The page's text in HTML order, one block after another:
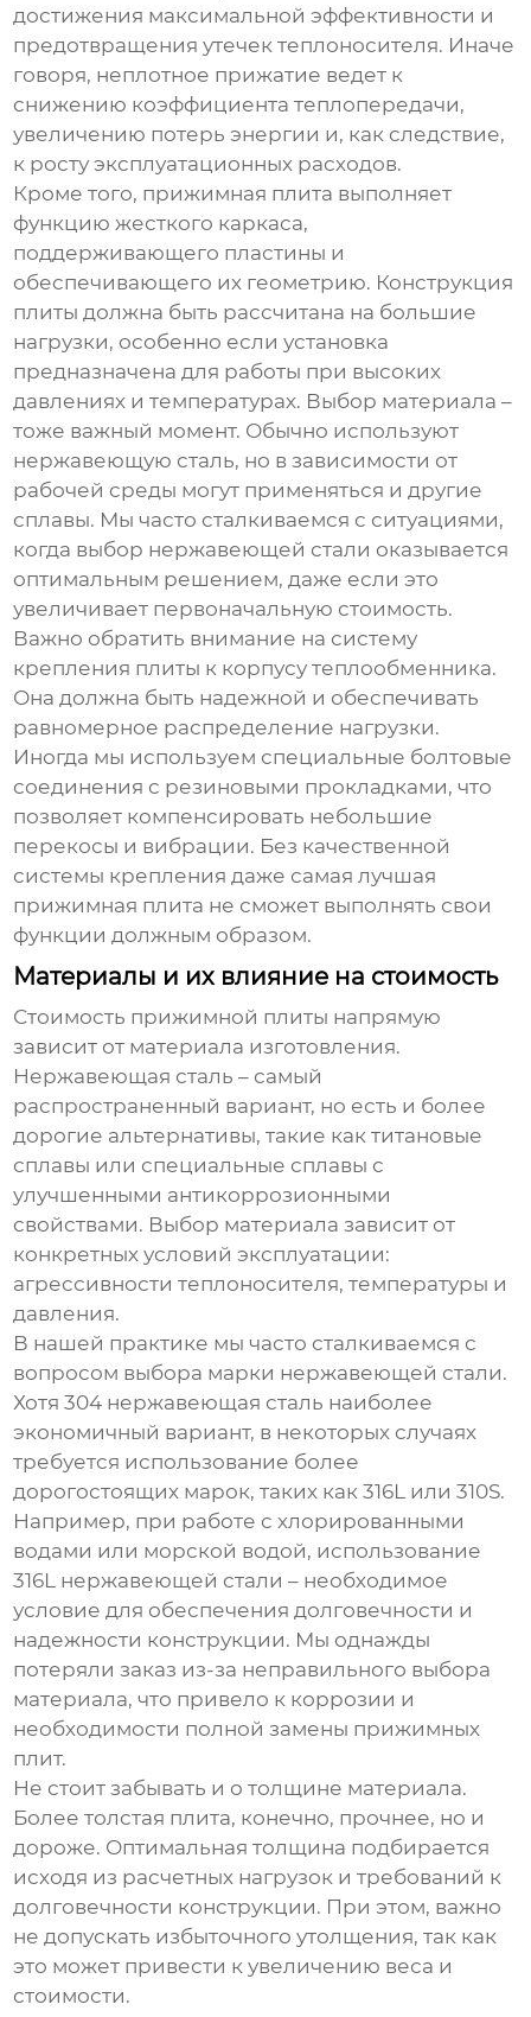
достижения максимальной эффективности и
предотвращения утечек теплоносителя. Иначе
говоря, неплотное прижатие ведет к
снижению коэффициента теплопередачи,
увеличению потерь энергии и, как следствие,
к росту эксплуатационных расходов.
Кроме того, прижимная плита выполняет
функцию жесткого каркаса,
поддерживающего пластины и
обеспечивающего их геометрию. Конструкция
плиты должна быть рассчитана на большие
нагрузки, особенно если установка
предназначена для работы при высоких
давлениях и температурах. Выбор материала –
тоже важный момент. Обычно используют
нержавеющую сталь, но в зависимости от
рабочей среды могут применяться и другие
сплавы. Мы часто сталкиваемся с ситуациями,
когда выбор нержавеющей стали оказывается
оптимальным решением, даже если это
увеличивает первоначальную стоимость.
Важно обратить внимание на систему
крепления плиты к корпусу теплообменника.
Она должна быть надежной и обеспечивать
равномерное распределение нагрузки.
Иногда мы используем специальные болтовые
соединения с резиновыми прокладками, что
позволяет компенсировать небольшие
перекосы и вибрации. Без качественной
системы крепления даже самая лучшая
прижимная плита не сможет выполнять свои
функции должным образом.
Материалы и их влияние на стоимость
Стоимость прижимной плиты напрямую
зависит от материала изготовления.
Нержавеющая сталь – самый
распространенный вариант, но есть и более
дорогие альтернативы, такие как титановые
сплавы или специальные сплавы с
улучшенными антикоррозионными
свойствами. Выбор материала зависит от
конкретных условий эксплуатации:
агрессивности теплоносителя, температуры и
давления.
В нашей практике мы часто сталкиваемся с
вопросом выбора марки нержавеющей стали.
Хотя 304 нержавеющая сталь наиболее
экономичный вариант, в некоторых случаях
требуется использование более
дорогостоящих марок, таких как 316L или 310S.
Например, при работе с хлорированными
водами или морской водой, использование
316L нержавеющей стали – необходимое
условие для обеспечения долговечности и
надежности конструкции. Мы однажды
потеряли заказ из-за неправильного выбора
материала, что привело к коррозии и
необходимости полной замены прижимных
плит.
Не стоит забывать и о толщине материала.
Более толстая плита, конечно, прочнее, но и
дороже. Оптимальная толщина подбирается
исходя из расчетных нагрузок и требований к
долговечности конструкции. При этом, важно
не допускать избыточного утолщения, так как
это может привести к увеличению веса и
стоимости.